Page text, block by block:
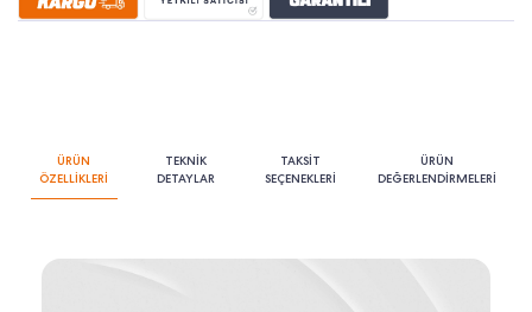
ÜRÜN
ÖZELLİKLERİ
TEKNİK
DETAYLAR
TAKSİT
SEÇENEKLERİ
ÜRÜN
DEĞERLENDİRMELERİ